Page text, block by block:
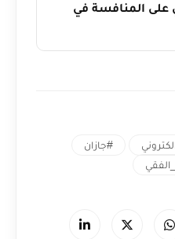
على المنافسة في
#جازان